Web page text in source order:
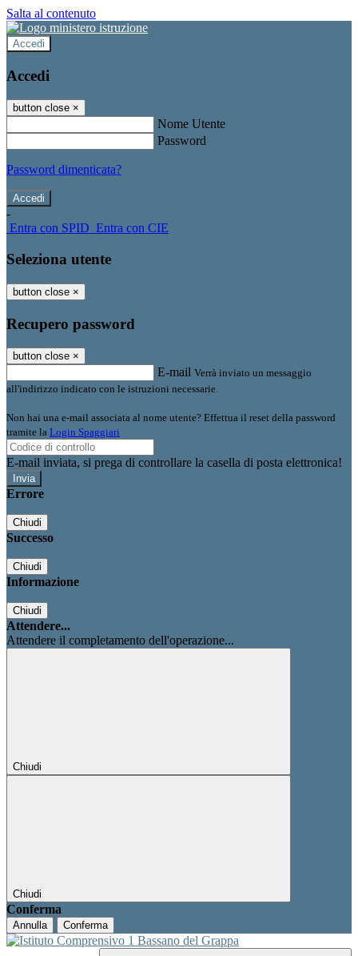
Salta al contenuto
Accedi
Accedi
button close ×
Nome Utente
Password
Password dimenticata?
-
Entra con SPID Entra con CIE
Seleziona utente
button close ×
Recupero password
button close ×
E-mail Verrà inviato un messaggio
all'indirizzo indicato con le istruzioni necessarie.
Non hai una e-mail associata al nome utente? Effettua il reset della password
tramite la Login Spaggiari
E-mail inviata, si prega di controllare la casella di posta elettronica!
Errore
Chiudi
Successo
Chiudi
Informazione
Chiudi
Attendere...
Attendere il completamento dell'operazione...
Chiudi
Chiudi
Conferma
Annulla Conferma